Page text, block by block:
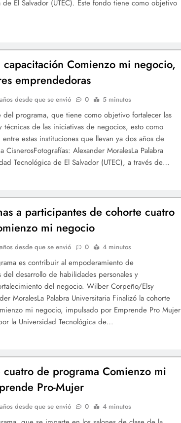
de El Salvador (UTEC). Este fondo tiene como objetivo
Comienzo mi negocio,
emprendedoras
desde que se envió 0 5 minutos
del programa, que tiene como objetivo fortalecer las
técnicas de las iniciativas de negocios, esto como
estas instituciones que llevan ya dos años de
CisnerosFotografías: Alexander MoralesLa Palabra
Tecnológica de El Salvador (UTEC), a través de…
a participantes de cohorte cuatro
mi negocio
desde que se envió 0 4 minutos
es contribuir al empoderamiento de
desarrollo de habilidades personales y
del negocio. Wilber Corpeño/Elsy
MoralesLa Palabra Universitaria Finalizó la cohorte
mi negocio, impulsado por Emprende Pro Mujer
la Universidad Tecnológica de…
de programa Comienzo mi
Pro-Mujer
desde que se envió 0 4 minutos